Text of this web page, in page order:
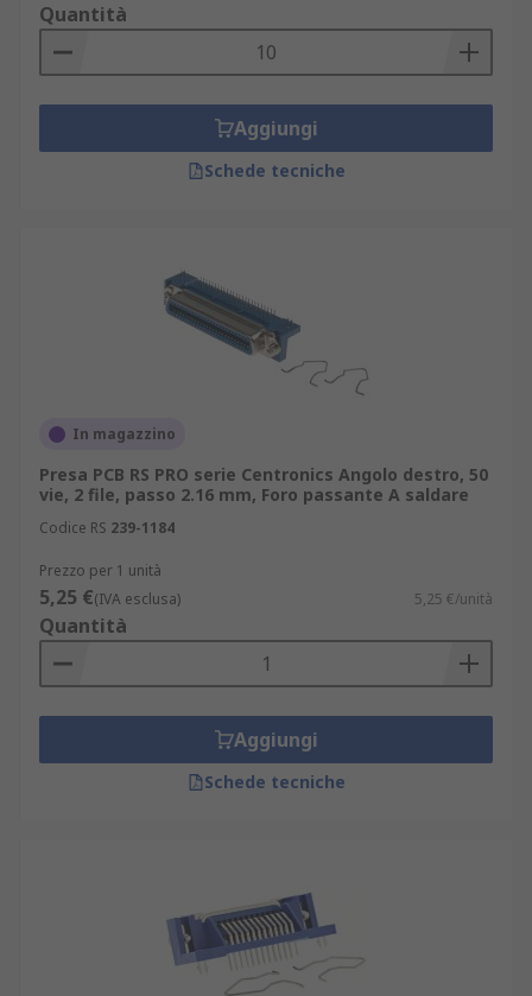
Quantità
Aggiungi
Schede tecniche
In magazzino
Presa PCB RS PRO serie Centronics Angolo destro, 50
vie, 2 file, passo 2.16 mm, Foro passante A saldare
Codice RS 239-1184
Prezzo per 1 unità
5,25 €(IVA esclusa) 5,25 €/unità
Quantità
Aggiungi
Schede tecniche